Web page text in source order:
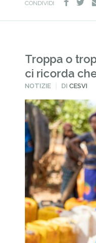
CONDIVIDI
Troppa o
ci ricorda
PUBBLICATO
NOTIZIE DICESVI